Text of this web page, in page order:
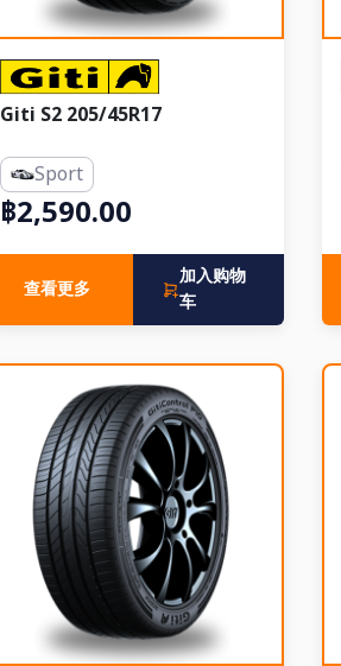
Giti S2 205/45R17
Sport
฿2,590.00
查看更多
加入购物
车